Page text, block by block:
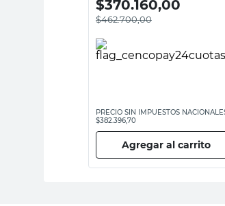
$370.160,00
$462.700,00
PRECIO SIN IMPUESTOS
$382.396,70
Agregar al carrito